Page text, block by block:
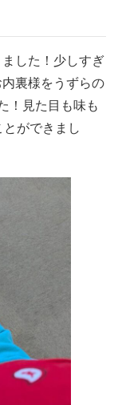
した！少しすぎ
裏様をうずらの
！見た目も味も
ができまし